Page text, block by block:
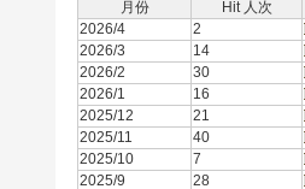
月份
Hit 人次
2026/4
2
2026/3
14
2026/2
30
2026/1
16
2025/12
21
2025/11
40
2025/10
7
2025/9
28